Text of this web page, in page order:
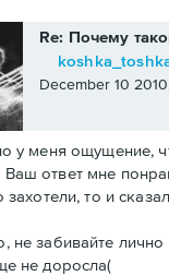
Re: Почему
December 10
у меня ощущение,
ответ мне
захотели, то и
не забивайте
не доросла(